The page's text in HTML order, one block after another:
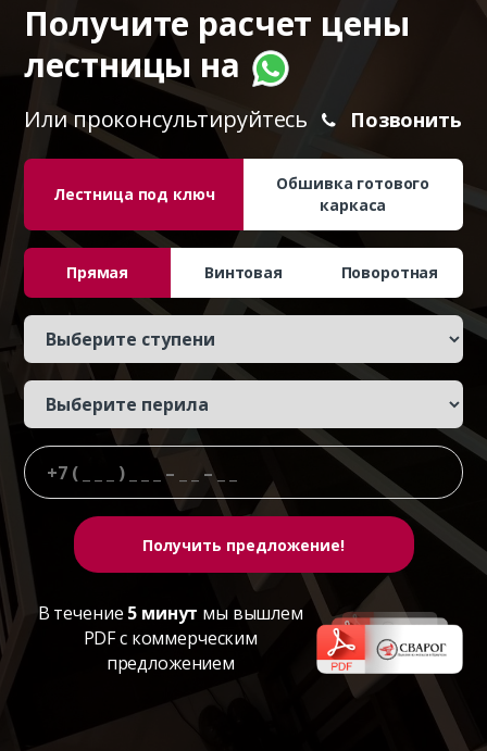
Получите расчет цены
лестницы на
Или проконсультируйтесь Позвонить
Лестница под ключ
Обшивка готового
каркаса
Прямая Винтовая Поворотная
В течение 5 минут мы вышлем
PDF с коммерческим
предложением